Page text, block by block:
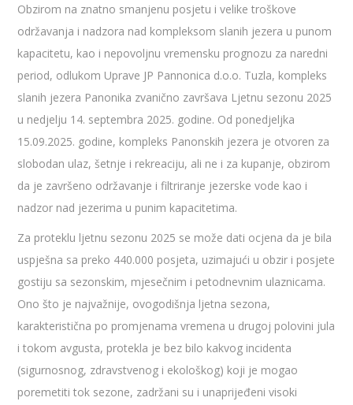
Obzirom na znatno smanjenu posjetu i velike troškove
održavanja i nadzora nad kompleksom slanih jezera u punom
kapacitetu, kao i nepovoljnu vremensku prognozu za naredni
period, odlukom Uprave JP Pannonica d.o.o. Tuzla, kompleks
slanih jezera Panonika zvanično završava Ljetnu sezonu 2025
u nedjelju 14. septembra 2025. godine. Od ponedjeljka
15.09.2025. godine, kompleks Panonskih jezera je otvoren za
slobodan ulaz, šetnje i rekreaciju, ali ne i za kupanje, obzirom
da je završeno održavanje i filtriranje jezerske vode kao i
nadzor nad jezerima u punim kapacitetima.
Za proteklu ljetnu sezonu 2025 se može dati ocjena da je bila
uspješna sa preko 440.000 posjeta, uzimajući u obzir i posjete
gostiju sa sezonskim, mjesečnim i petodnevnim ulaznicama.
Ono što je najvažnije, ovogodišnja ljetna sezona,
karakteristična po promjenama vremena u drugoj polovini jula
i tokom avgusta, protekla je bez bilo kakvog incidenta
(sigurnosnog, zdravstvenog i ekološkog) koji je mogao
poremetiti tok sezone, zadržani su i unaprijeđeni visoki